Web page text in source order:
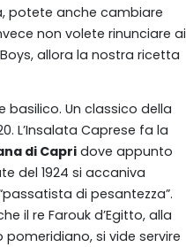
potete anche cambiare
non volete rinunciare ai
allora la nostra ricetta
basilico. Un classico della
L’Insalata Caprese fa la
di Capri dove appunto
del 1924 si accaniva
di pesantezza”.
il re Farouk d’Egitto, alla
si vide servire